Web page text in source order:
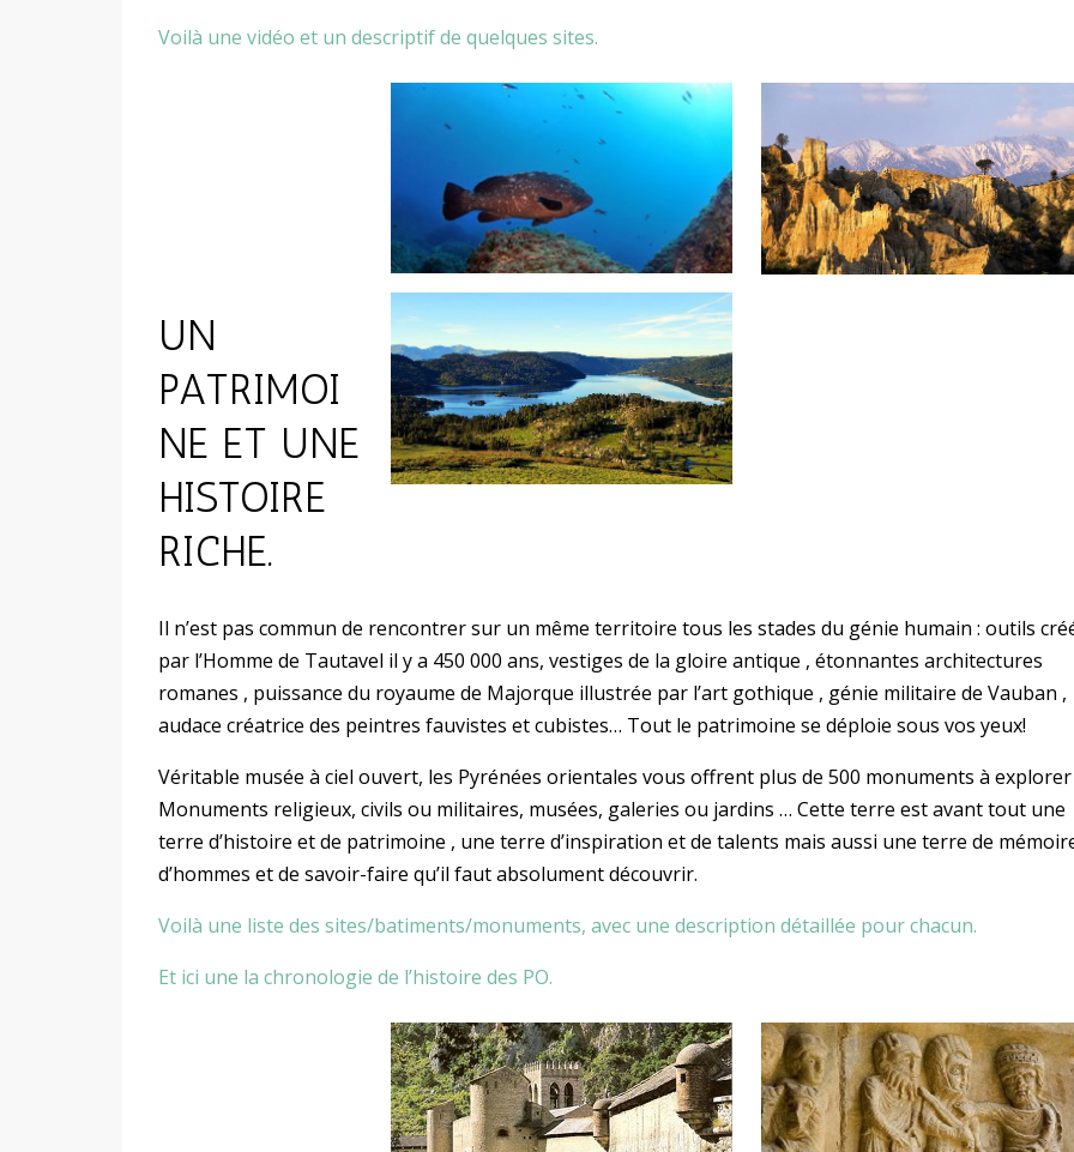
Voilà une vidéo et un descriptif de quelques sites.
UN
PATRIMOI
NE ET UNE
HISTOIRE
RICHE.
Il n’est pas commun de rencontrer sur un même territoire tous les stades du génie humain : outils
par l’Homme de Tautavel il y a 450 000 ans, vestiges de la gloire antique , étonnantes architectures
romanes , puissance du royaume de Majorque illustrée par l’art gothique , génie militaire de Vauban ,
audace créatrice des peintres fauvistes et cubistes… Tout le patrimoine se déploie sous vos yeux!
Véritable musée à ciel ouvert, les Pyrénées orientales vous offrent plus de 500 monuments à explorer
Monuments religieux, civils ou militaires, musées, galeries ou jardins … Cette terre est avant tout une
terre d’histoire et de patrimoine , une terre d’inspiration et de talents mais aussi une terre de
d’hommes et de savoir-faire qu’il faut absolument découvrir.
Voilà une liste des sites/batiments/monuments, avec une description détaillée pour chacun.
Et ici une la chronologie de l’histoire des PO.